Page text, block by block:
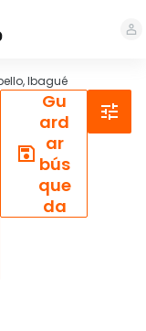
Ibagué
Gu
ard
ar
bús
que
da